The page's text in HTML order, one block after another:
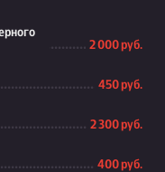
2 000 руб.
450 руб.
2 300 руб.
400 руб.